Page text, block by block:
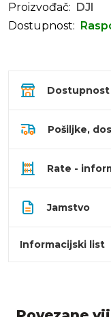
Proizvođač:
DJI
Dostupnost:
Pošiljke,
Rate -
Jamstvo
Informacijski list